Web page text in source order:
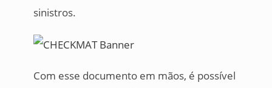
sinistros.
Com esse documento em mãos, é possível